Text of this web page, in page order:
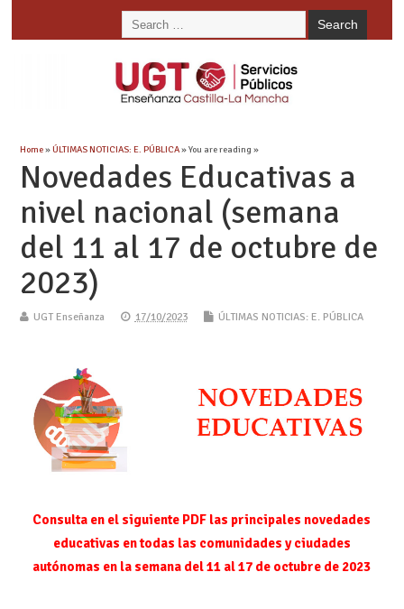
Home»ÚLTIMAS NOTICIAS: E. PÚBLICA» You are reading »
Novedades Educativas a
nivel nacional (semana
del 11 al 17 de octubre de
2023)
UGT Enseñanza 17/10/2023 ÚLTIMAS NOTICIAS: E. PÚBLICA
Consulta en el siguiente PDF las principales novedades
educativas en todas las comunidades y ciudades
autónomas en la semana del 11 al 17 de octubre de 2023